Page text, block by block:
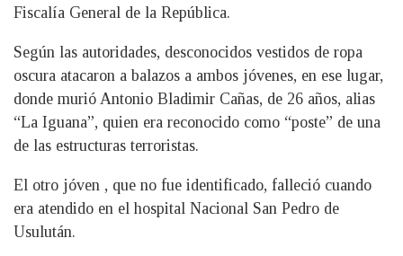
Fiscalía General de la República.
Según las autoridades, desconocidos vestidos de ropa
oscura atacaron a balazos a ambos jóvenes, en ese lugar,
donde murió Antonio Bladimir Cañas, de 26 años, alias
“La Iguana”, quien era reconocido como “poste” de una
de las estructuras terroristas.
El otro jóven , que no fue identificado, falleció cuando
era atendido en el hospital Nacional San Pedro de
Usulután.